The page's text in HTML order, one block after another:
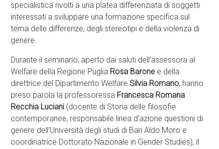
specialistica rivolti a una platea differenziata di soggetti
interessati a sviluppare una formazione specifica sul
tema delle differenze, degli stereotipi e della violenza di
genere.
Durante il seminario, aperto dai saluti dell’assessora al
Welfare della Regione Puglia Rosa Barone e della
direttrice del Dipartimento Welfare Silvia Romano, hanno
preso parola la professoressa Francesca Romana
Recchia Luciani (docente di Storia delle filosofie
contemporanee, responsabile linea d’azione questioni di
genere dell’Università degli studi di Bari Aldo Moro e
coordinatrice Dottorato Nazionale in Gender Studies), il